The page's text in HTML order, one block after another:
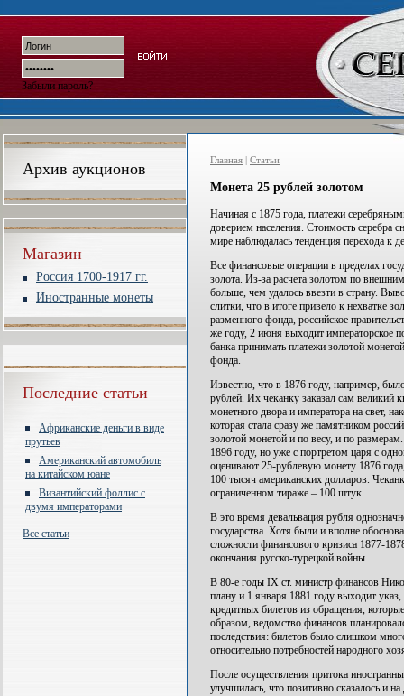
Забыли пароль?
Архив аукционов
Магазин
Россия 1700-1917 гг.
Иностранные монеты
Последние статьи
Африканские деньги в виде
прутьев
Американский автомобиль
на китайском юане
Византийский фоллис с
двумя императорами
Все статьи
Главная | Статьи
Монета 25 рублей золотом
Начиная с 1875 года, платежи
доверием населения. Стоимость серебра
мире наблюдалась тенденция перехода к
Все финансовые операции в пределах
золота. Из-за расчета золотом по
больше, чем удалось ввезти в страну.
слитки, что в итоге привело к нехватке
разменного фонда, российское
же году, 2 июня выходит императорское
банка принимать платежи золотой
фонда.
Известно, что в 1876 году, например,
рублей. Их чеканку заказал сам великий
монетного двора и императора на свет,
которая стала сразу же памятником
золотой монетой и по весу, и по
1896 году, но уже с портретом царя с
оценивают 25-рублевую монету 1876
100 тысяч американских долларов.
ограниченном тираже – 100 штук.
В это время девальвация рубля
государства. Хотя были и вполне
сложности финансового кризиса 1877-
окончания русско-турецкой войны.
В 80-е годы IX ст. министр финансов
плану и 1 января 1881 году выходит
кредитных билетов из обращения,
образом, ведомство финансов
последствия: билетов было слишком
относительно потребностей народного
После осуществления притока
улучшилась, что позитивно сказалось и